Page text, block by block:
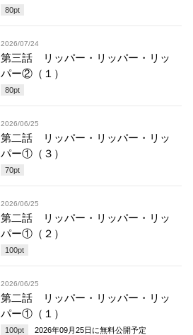
80pt
2026/07/24
第三話 リッパー・リッパー・リッ
パー②（１）
80pt
2026/06/25
第二話 リッパー・リッパー・リッ
パー①（３）
70pt
2026/06/25
第二話 リッパー・リッパー・リッ
パー①（２）
100pt
2026/06/25
第二話 リッパー・リッパー・リッ
パー①（１）
100pt 2026年09月25日 に無料公開予定